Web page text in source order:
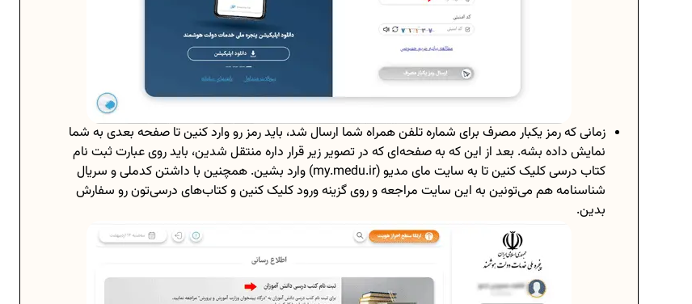
زمانی که رمز یکبار مصرف برای شماره تلفن همراه شما ارسال شد، باید رمز رو وارد کنین تا صفحه بعدی به شما
نمایش داده بشه. بعد از این که به صفحه‌ای که در تصویر زیر قرار داره منتقل شدین، باید روی عبارت ثبت‌ نام
کتاب درسی کلیک کنین تا به سایت مای مدیو (my.medu.ir) وارد بشین. همچنین با داشتن کدملی و سریال
شناسنامه هم می‌تونین به این سایت مراجعه و روی گزینه ورود کلیک کنین و کتاب‌های درسی‌تون رو سفارش
بدین.